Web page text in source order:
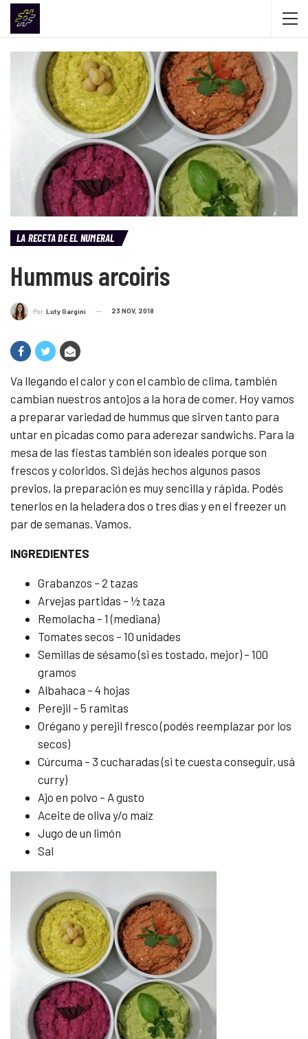
LA RECETA DE EL NUMERAL
Hummus arcoiris
Por Luty Gargini 23 NOV, 2018
Va llegando el calor y con el cambio de clima, también
cambian nuestros antojos a la hora de comer. Hoy vamos
a preparar variedad de hummus que sirven tanto para
untar en picadas como para aderezar sandwichs. Para la
mesa de las fiestas también son ideales porque son
frescos y coloridos. Si dejás hechos algunos pasos
previos, la preparación es muy sencilla y rápida. Podés
tenerlos en la heladera dos o tres días y en el freezer un
par de semanas. Vamos.
INGREDIENTES
Grabanzos – 2 tazas
Arvejas partidas – ½ taza
Remolacha – 1 (mediana)
Tomates secos – 10 unidades
Semillas de sésamo (si es tostado, mejor) – 100
gramos
Albahaca – 4 hojas
Perejil – 5 ramitas
Orégano y perejil fresco (podés reemplazar por los
secos)
Cúrcuma – 3 cucharadas (si te cuesta conseguir, usá
curry)
Ajo en polvo – A gusto
Aceite de oliva y/o maíz
Jugo de un limón
Sal